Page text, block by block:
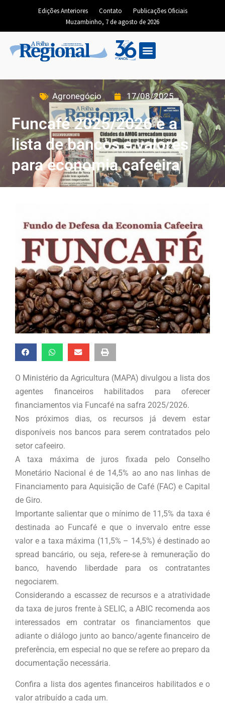
Edições Anteriores Contato
Publicações Oficiais
Muzambinho, 7 de agosto de 2026
Agronegócio 17/08/2025
Funcafé 2025/2026 e a
lista de bancos e valores
para economia cafeeira
O Ministério da Agricultura (MAPA) divulgou a lista dos
agentes financeiros habilitados para oferecer
financiamentos via Funcafé na safra 2025/2026.
Nos próximos dias, os recursos já devem estar
disponíveis nos bancos para serem contratados pelo
setor cafeeiro.
A taxa máxima de juros fixada pelo Conselho
Monetário Nacional é de 14,5% ao ano nas linhas de
Financiamento para Aquisição de Café (FAC) e Capital
de Giro.
Importante salientar que o mínimo de 11,5% da taxa é
destinada ao Funcafé e que o invervalo entre esse
valor e a taxa máxima (11,5% – 14,5%) é destinado ao
spread bancário, ou seja, refere-se à remuneração do
banco, havendo liberdade para os contratantes
negociarem.
Considerando a escassez de recursos e a atratividade
da taxa de juros frente à SELIC, a ABIC recomenda aos
interessados em contratar os financiamentos que
adiante o diálogo junto ao banco/agente financeiro de
preferência, em especial no que se refere ao preparo da
documentação necessária.
Confira a lista dos agentes financeiros habilitados e o
valor atribuído a cada um.